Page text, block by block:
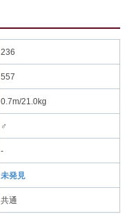
236
557
0.7m/21.0kg
♂
-
未発見
共通